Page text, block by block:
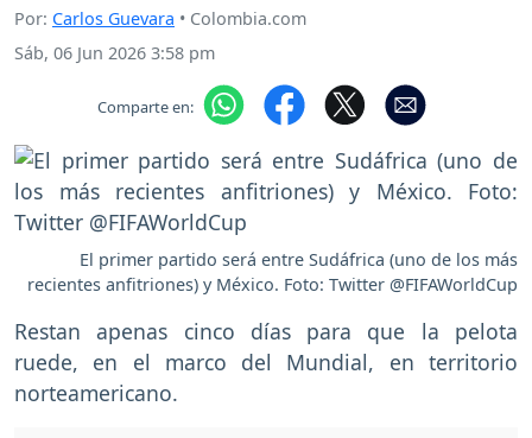
Por: Carlos Guevara • Colombia.com
Sáb, 06 Jun 2026 3:58 pm
Comparte en:
El primer partido será entre Sudáfrica (uno de los más
recientes anfitriones) y México. Foto: Twitter @FIFAWorldCup
Restan apenas cinco días para que la pelota
ruede, en el marco del Mundial, en territorio
norteamericano.